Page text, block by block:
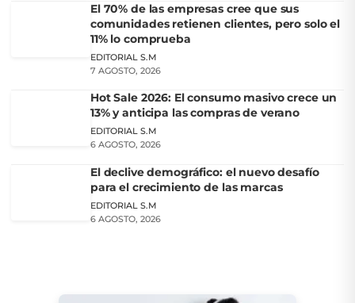
El 70% de las empresas cree que sus
comunidades retienen clientes, pero solo el
11% lo comprueba
EDITORIAL S.M
7 AGOSTO, 2026
Hot Sale 2026: El consumo masivo crece un
13% y anticipa las compras de verano
EDITORIAL S.M
6 AGOSTO, 2026
El declive demográfico: el nuevo desafío
para el crecimiento de las marcas
EDITORIAL S.M
6 AGOSTO, 2026